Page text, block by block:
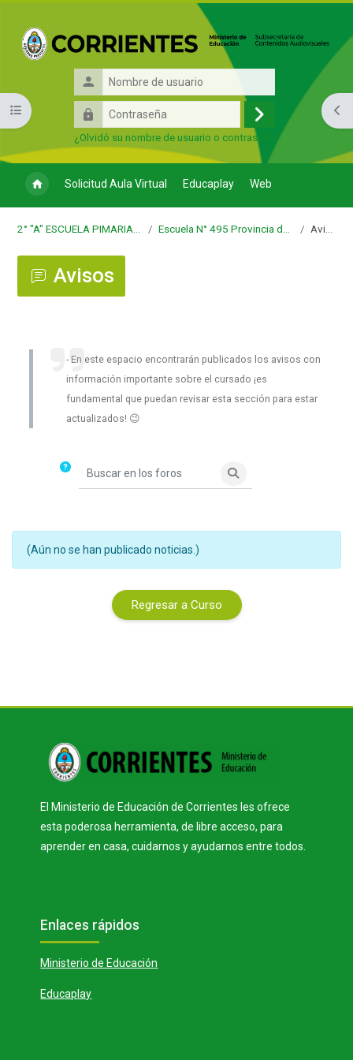
Nombre
de
usuario
Contraseña
Acceder
¿Olvidó su nombre de usuario o contraseña?
Solicitud Aula Virtual Educaplay Web
Abrir índice del curso
Avisos
Avisos
En este espacio encontrarán publicados los avisos con
información importante sobre el cursado ¡es
fundamental que puedan revisar esta sección para estar
actualizados! 😉
Buscar en los foros
Buscar en los foros
(Aún no se han publicado noticias.)
Regresar a Curso
El Ministerio de Educación de Corrientes les ofrece
esta poderosa herramienta, de libre acceso, para
aprender en casa, cuidarnos y ayudarnos entre todos.
Bloques
Enlaces rápidos
Ministerio de Educación
Educaplay